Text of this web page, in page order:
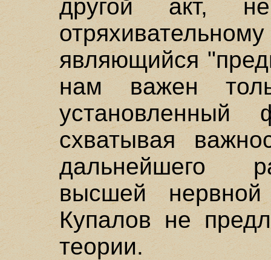
другой акт,
являющийся
нам важен
установленный
схватывая
дальнейшего
высшей
Купалов не
теории.